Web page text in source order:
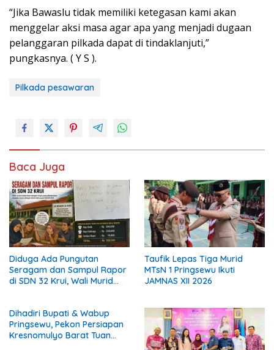
“Jika Bawaslu tidak memiliki ketegasan kami akan
menggelar aksi masa agar apa yang menjadi dugaan
pelanggaran pilkada dapat di tindaklanjuti,”
pungkasnya. ( Y S ).
Pilkada pesawaran
Baca Juga
Diduga Ada Pungutan
Seragam dan Sampul Rapor
di SDN 32 Krui, Wali Murid
Taufik Lepas Tiga Murid
MTsN 1 Pringsewu Ikuti
JAMNAS XII 2026
Dihadiri Bupati & Wabup
Pringsewu, Pekon Persiapan
Kresnomulyo Barat Tuan